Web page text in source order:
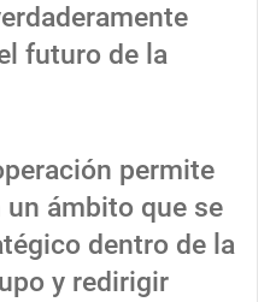
futuro de la
permite
ámbito que se
dentro de la
y redirigir